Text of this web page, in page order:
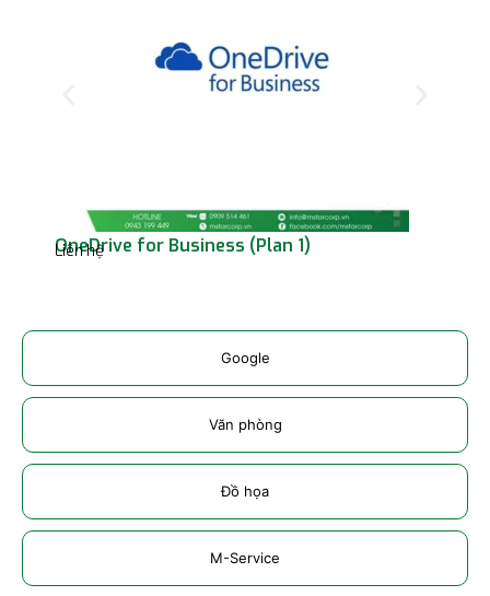
Google
Văn phòng
Đồ họa
M-Service
OneDrive for Business (Plan 1)
Liên hệ